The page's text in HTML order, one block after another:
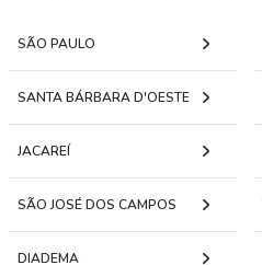
SÃO PAULO
SANTA BÁRBARA D'OESTE
JACAREÍ
SÃO JOSÉ DOS CAMPOS
DIADEMA